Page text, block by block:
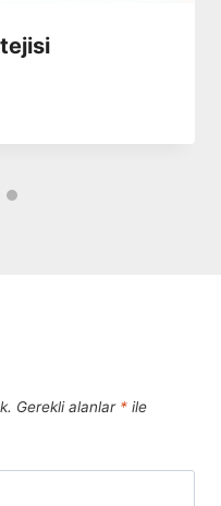
Gerekli alanlar * ile